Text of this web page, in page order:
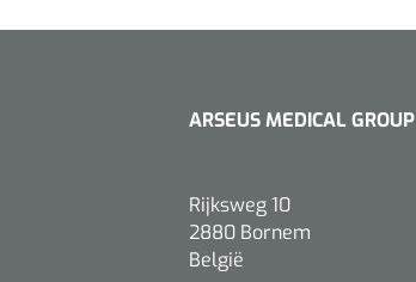
ARSEUS MEDICAL GROUP
Rijksweg 10
2880 Bornem
België